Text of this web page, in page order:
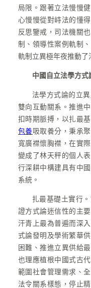
局限。跟著立法慢慢
心慢慢從對峙法的懂
反思鑒戒，司法機關
制、領導性案例軌制
軌制立異極年夜推動了
中國自立法學方式
法學方式論的立
雙向互動關系。推進
扣時期脈搏，以扎最
包養 吸取養分，秉承
寬廣襟懷胸襟，在實
變成了林天秤的個人
行深耕中構建具有中
系統。
扎最基礎土實行
證方式論迷信性的主
汗青上最為普遍而深
式論發明及學術繁華
困難、推進立異供給
也理應植根中國式古
範圍社會管理需求、
法令關系樣態，停止